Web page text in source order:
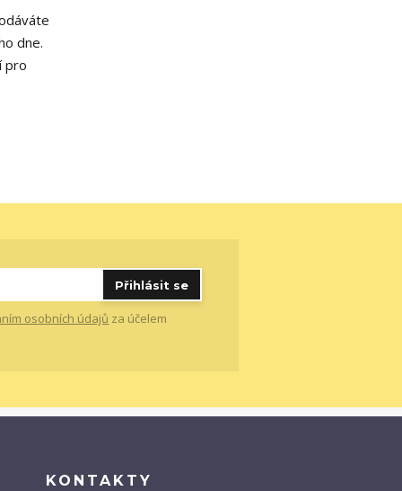
dne.
pro
Přihlásit se
osobních údajů za účelem
KONTAKTY